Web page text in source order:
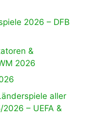
2026 – DFB
&
2026
aller
– UEFA &